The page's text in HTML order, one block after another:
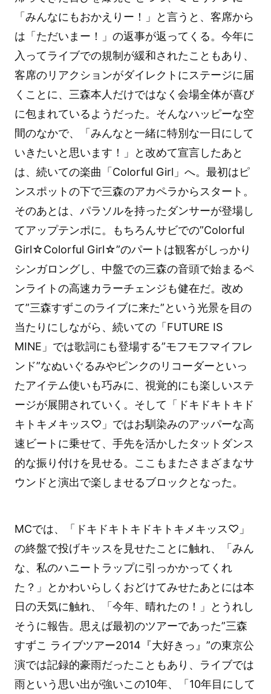
「みんなにもおかえりー！」と言うと、客席から
は「ただいまー！」の返事が返ってくる。今年に
入ってライブでの規制が緩和されたこともあり、
客席のリアクションがダイレクトにステージに届
くことに、三森本人だけではなく会場全体が喜び
に包まれているようだった。そんなハッピーな空
間のなかで、「みんなと一緒に特別な一日にして
いきたいと思います！」と改めて宣言したあと
は、続いての楽曲「Colorful Girl」へ。最初はピ
ンスポットの下で三森のアカペラからスタート。
そのあとは、パラソルを持ったダンサーが登場し
てアップテンポに。もちろんサビでの”Colorful
Girl☆Colorful Girl☆”のパートは観客がしっかり
シンガロングし、中盤での三森の音頭で始まるペ
ンライトの高速カラーチェンジも健在だ。改め
て”三森すずこのライブに来た”という光景を目の
当たりにしながら、続いての「FUTURE IS
MINE」では歌詞にも登場する”モフモフマイフレ
ンド”なぬいぐるみやピンクのリコーダーといっ
たアイテム使いも巧みに、視覚的にも楽しいステ
ージが展開されていく。そして「ドキドキトキド
キトキメキッス♡」ではお馴染みのアッパーな高
速ビートに乗せて、手先を活かしたタットダンス
的な振り付けを見せる。ここもまたさまざまなサ
ウンドと演出で楽しませるブロックとなった。
MCでは、「ドキドキトキドキトキメキッス♡」
の終盤で投げキッスを見せたことに触れ、「みん
な、私のハニートラップに引っかかってくれ
た？」とかわいらしくおどけてみせたあとには本
日の天気に触れ、「今年、晴れたの！」とうれし
そうに報告。思えば最初のツアーであった”三森
すずこ ライブツアー2014『大好きっ』”の東京公
演では記録的豪雨だったこともあり、ライブでは
雨という思い出が強いこの10年、「10年目にして